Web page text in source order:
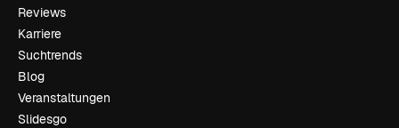
Reviews
Karriere
Suchtrends
Blog
Veranstaltungen
Slidesgo